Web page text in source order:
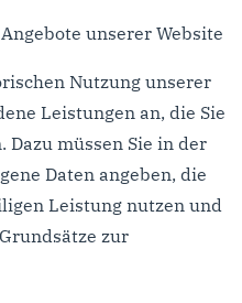
unserer Website
Nutzung unserer
Leistungen an, die Sie
müssen Sie in der
Daten angeben, die
Leistung nutzen und
zur